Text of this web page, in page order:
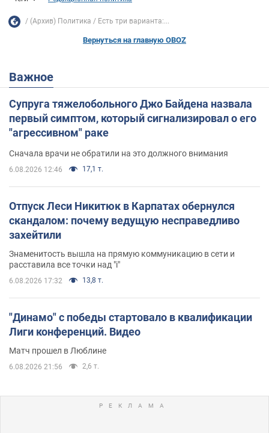
(Архив) Политика Есть три варианта:...
Вернуться на главную OBOZ
Важное
Супруга тяжелобольного Джо Байдена назвала
первый симптом, который сигнализировал о его
"агрессивном" раке
Сначала врачи не обратили на это должного внимания
6.08.2026 12:46 17,1 т.
Отпуск Леси Никитюк в Карпатах обернулся
скандалом: почему ведущую несправедливо
захейтили
Знаменитость вышла на прямую коммуникацию в сети и
расставила все точки над "i"
6.08.2026 17:32 13,8 т.
"Динамо" с победы стартовало в квалификации
Лиги конференций. Видео
Матч прошел в Люблине
6.08.2026 21:56 2,6 т.